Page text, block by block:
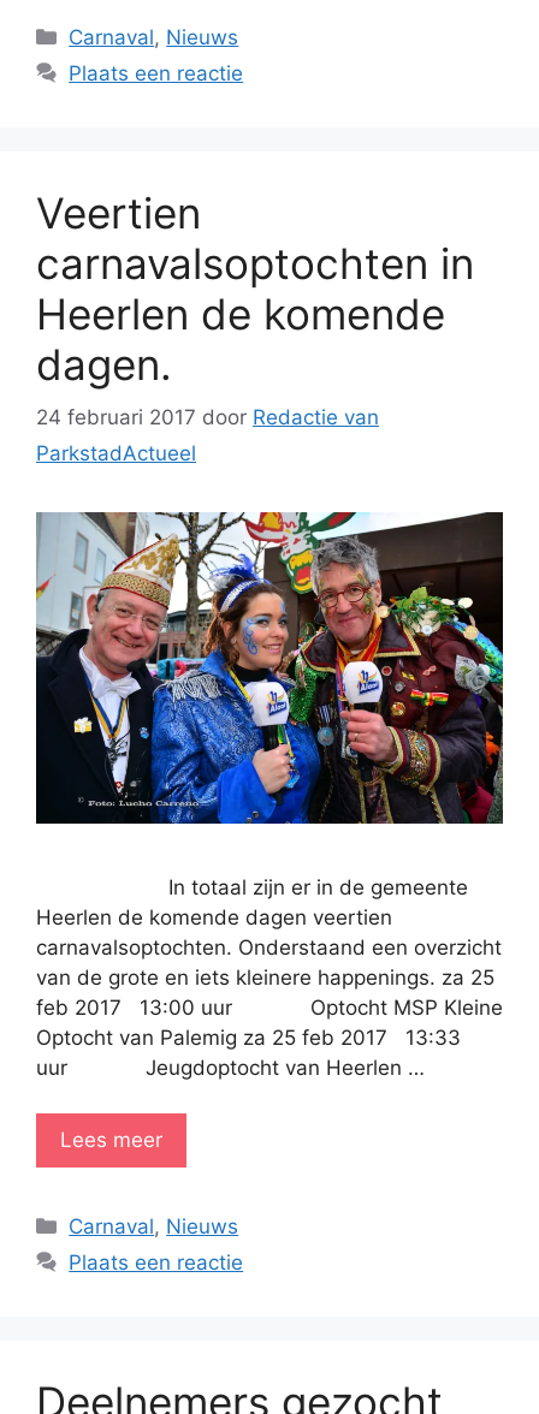
Categorieën
Carnaval, Nieuws
Plaats een reactie
Veertien
carnavalsoptochten in
Heerlen de komende
dagen.
24 februari 2017 door Redactie van
ParkstadActueel
In totaal zijn er in de gemeente
Heerlen de komende dagen veertien
carnavalsoptochten. Onderstaand een overzicht
van de grote en iets kleinere happenings. za 25
feb 2017 13:00 uur Optocht MSP Kleine
Optocht van Palemig za 25 feb 2017 13:33
uur Jeugdoptocht van Heerlen …
Lees meer
Categorieën
Carnaval, Nieuws
Plaats een reactie
Deelnemers gezocht